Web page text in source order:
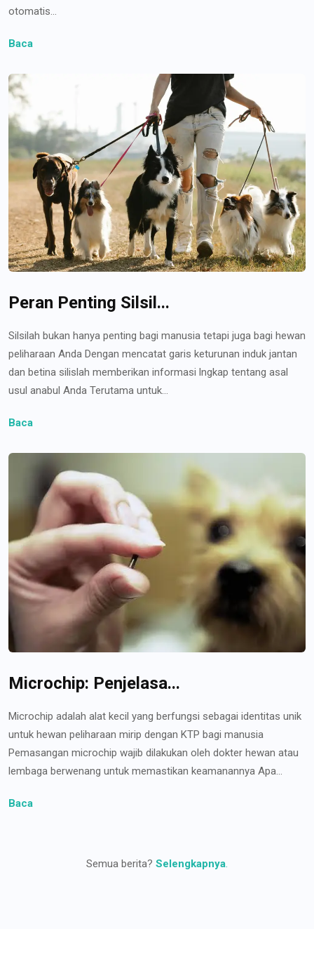
otomatis...
Baca
Peran Penting Silsil...
Silsilah bukan hanya penting bagi manusia tetapi juga bagi hewan
peliharaan Anda Dengan mencatat garis keturunan induk jantan
dan betina silislah memberikan informasi lngkap tentang asal
usul anabul Anda Terutama untuk...
Baca
Microchip: Penjelasa...
Microchip adalah alat kecil yang berfungsi sebagai identitas unik
untuk hewan peliharaan mirip dengan KTP bagi manusia
Pemasangan microchip wajib dilakukan oleh dokter hewan atau
lembaga berwenang untuk memastikan keamanannya Apa...
Baca
Semua berita? Selengkapnya